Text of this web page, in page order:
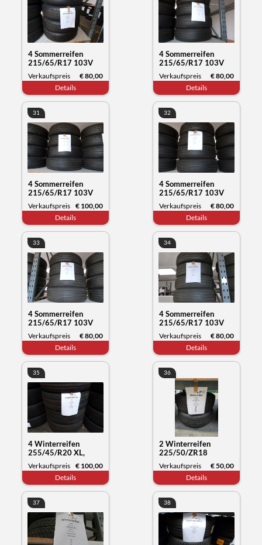
4 Sommerreifen
215/65/R17 103V
XL, Michelin Primacy,
Datum 11/23
Verkaufspreis
€ 80,00
Details
4 Sommerreifen
215/65/R17 103V
XL, Michelin Primacy,
Datum 11/23
Verkaufspreis
€ 80,00
Details
31
4 Sommerreifen
215/65/R17 103V
XL, Michelin Primacy,
Datum 11/23
Verkaufspreis € 100,00
Details
32
4 Sommerreifen
215/65/R17 103V
XL, Michelin Primacy,
Datum 12/23
Verkaufspreis
€ 80,00
Details
33
4 Sommerreifen
215/65/R17 103V
XL, Michelin Primacy,
Datum 12/23
Verkaufspreis
€ 80,00
Details
34
4 Sommerreifen
215/65/R17 103V
XL, Michelin Primacy,
Datum 22/23
Verkaufspreis
€ 80,00
Details
35
4 Winterreifen
255/45/R20 XL,
Kumho Tyre
Wintercraft WS71,
Datum 26/23
Verkaufspreis € 100,00
Details
36
2 Winterreifen
225/50/ZR18
99WXL, Syron
Everrest 1, Datum
Verkaufspreis
€ 50,00
Details
37 38